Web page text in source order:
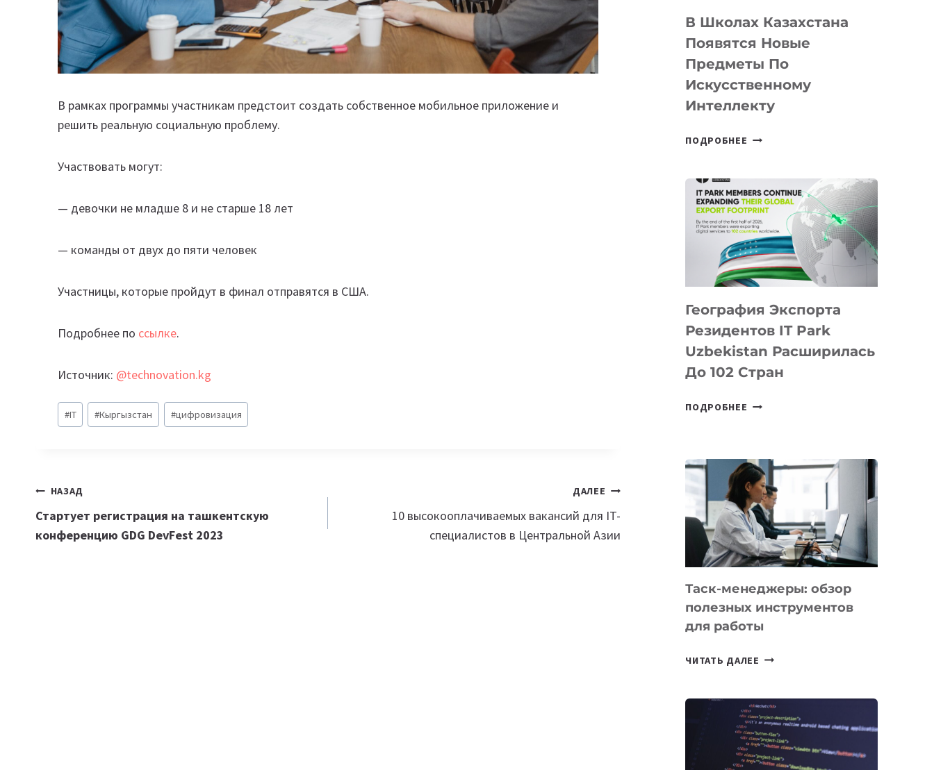
В рамках программы участникам предстоит создать собственное мобильное приложение и
решить реальную социальную проблему.
Участвовать могут:
— девочки не младше 8 и не старше 18 лет
— команды от двух до пяти человек
Участницы, которые пройдут в финал отправятся в США.
Подробнее по ссылке.
Источник: @technovation.kg
Метки
записи:
#IT #Кыргызстан #цифровизация
Навигация
по
НАЗАД
Стартует регистрация на ташкентскую
конференцию GDG DevFest 2023
ДАЛЕЕ
10 высокооплачиваемых вакансий для IT-
специалистов в Центральной Азии
ДЛЯ
ТЕХНОЛОГИЧЕСКИХ
СТАРТАПОВ
В Школах Казахстана
Появятся Новые
Предметы По
Искусственному
Интеллекту
ПОДРОБНЕЕ
ПОЯВЯТСЯ
НОВЫЕ
ПРЕДМЕТЫ
ПО
ИСКУССТВЕННОМУ
ИНТЕЛЛЕКТУ
География Экспорта
Резидентов IT Park
Uzbekistan Расширилась
До 102 Стран
ПОДРОБНЕЕ ГЕОГРАФИЯ
PARK
UZBEKISTAN
РАСШИРИЛАСЬ
ДО
102
СТРАН
Таск-менеджеры: обзор
полезных инструментов
для работы
ЧИТАТЬ ДАЛЕЕ ТАСК-
ПОЛЕЗНЫХ
ИНСТРУМЕНТОВ
ДЛЯ
РАБОТЫ